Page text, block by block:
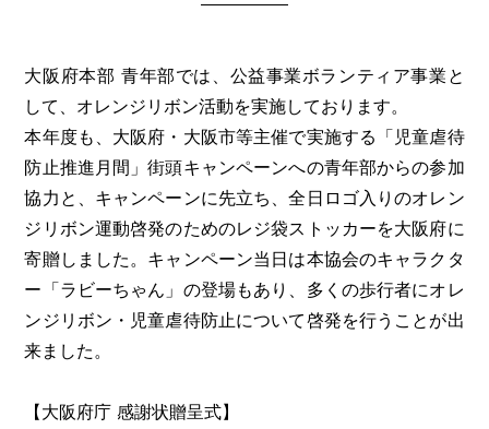
大阪府本部 青年部では、公益事業ボランティア事業と
して、オレンジリボン活動を実施しております。
本年度も、大阪府・大阪市等主催で実施する「児童虐待
防止推進月間」街頭キャンペーンへの青年部からの参加
協力と、キャンペーンに先立ち、全日ロゴ入りのオレン
ジリボン運動啓発のためのレジ袋ストッカーを大阪府に
寄贈しました。キャンペーン当日は本協会のキャラクタ
ー「ラビーちゃん」の登場もあり、多くの歩行者にオレ
ンジリボン・児童虐待防止について啓発を行うことが出
来ました。
【大阪府庁 感謝状贈呈式】